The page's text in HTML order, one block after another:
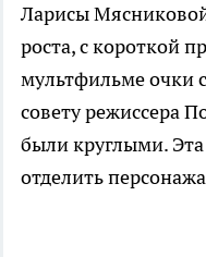
Ларисы
роста, с короткой
мультфильме очки
совету режиссера
были круглыми.
отделить